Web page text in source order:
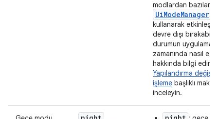
modlardan bazılarını
UiModeManager
kullanarak
devre dışı
durumun
zamanında nasıl
hakkında bilgi
Yapılandırma
işleme başlıklı
inceleyin.